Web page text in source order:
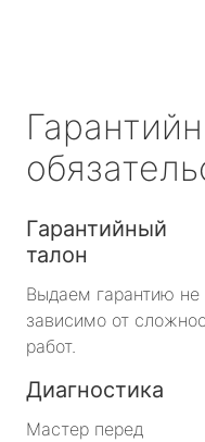
Гарантийный
талон
Выдаем гарантию не
зависимо от
работ.
Диагностика
Мастер перед